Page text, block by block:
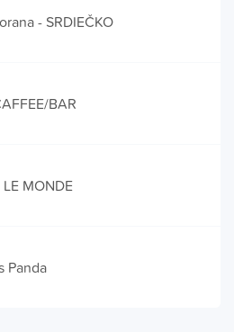
- SRDIEČKO
BAR
MONDE
Panda